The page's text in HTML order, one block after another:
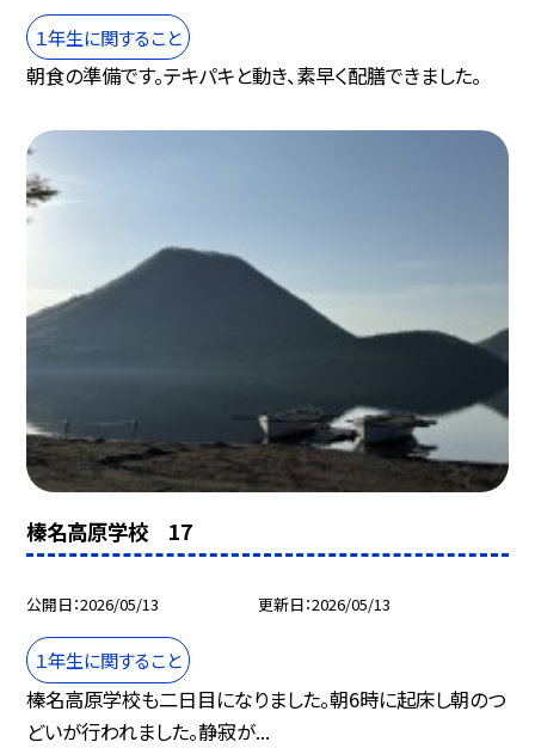
１年生に関すること
朝食の準備です。テキパキと動き、素早く配膳できました。
榛名高原学校 17
公開日 2026/05/13 更新日 2026/05/13
１年生に関すること
榛名高原学校も二日目になりました。朝6時に起床し朝のつ
どいが行われました。静寂が...